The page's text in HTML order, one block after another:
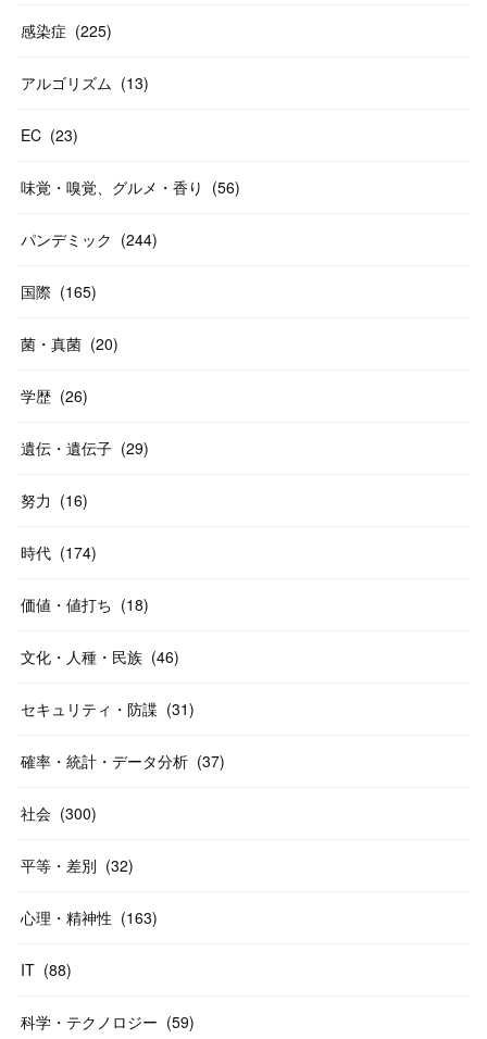
感染症 (225)
アルゴリズム (13)
EC (23)
味覚・嗅覚、グルメ・香り (56)
パンデミック (244)
国際 (165)
菌・真菌 (20)
学歴 (26)
遺伝・遺伝子 (29)
努力 (16)
時代 (174)
価値・値打ち (18)
文化・人種・民族 (46)
セキュリティ・防諜 (31)
確率・統計・データ分析 (37)
社会 (300)
平等・差別 (32)
心理・精神性 (163)
IT (88)
科学・テクノロジー (59)